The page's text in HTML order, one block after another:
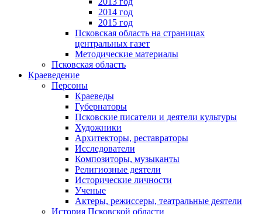
2014 год
2015 год
Псковская область на страницах
центральных газет
Методические материалы
Псковская область
Краеведение
Персоны
Краеведы
Губернаторы
Псковские писатели и деятели культуры
Художники
Архитекторы, реставраторы
Исследователи
Композиторы, музыканты
Религиозные деятели
Исторические личности
Ученые
Актеры, режиссеры, театральные деятели
История Псковской области